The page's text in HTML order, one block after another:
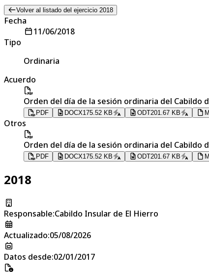
Volver al listado del ejercicio 2018
Fecha
11/06/2018
Tipo
Ordinaria
Acuerdo
Orden del día de la sesión ordinaria del Cabildo
PDF DOCX175.52 KB ODT201.67 KB
Otros
Orden del día de la sesión ordinaria del Cabildo
PDF DOCX175.52 KB ODT201.67 KB
2018
Responsable:Cabildo Insular de El Hierro
Actualizado:05/08/2026
Datos desde:02/01/2017